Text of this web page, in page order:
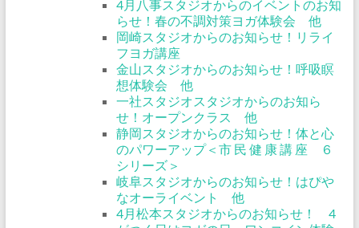
4月八事スタジオからのイベントのお知
らせ！春の不調対策ヨガ体験会 他
岡崎スタジオからのお知らせ！リライ
フヨガ講座
金山スタジオからのお知らせ！呼吸瞑
想体験会 他
一社スタジオスタジオからのお知ら
せ！オープンクラス 他
静岡スタジオからのお知らせ！体と心
のパワーアップ＜市 民 健 康 講 座 ６
シリーズ＞
岐阜スタジオからのお知らせ！はぴや
なオーライベント 他
4月松本スタジオからのお知らせ！ 4